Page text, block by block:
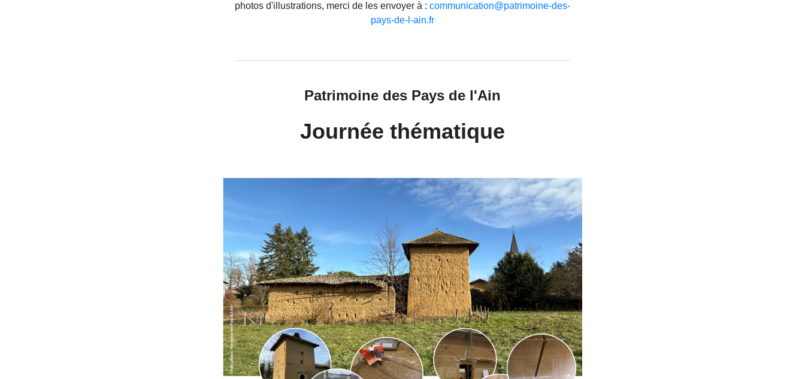
photos d'illustrations, merci de les envoyer à : communication@patrimoine-des-
pays-de-l-ain.fr
Patrimoine des Pays de l'Ain
Journée thématique